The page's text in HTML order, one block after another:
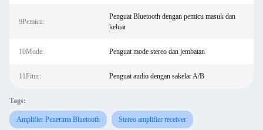
9Pemicu:
Penguat Bluetooth dengan pemicu masuk dan
keluar
10Mode: Penguat mode stereo dan jembatan
11Fitur: Penguat audio dengan sakelar A/B
Tags:
Amplifier Penerima Bluetooth Stereo amplifier receiver